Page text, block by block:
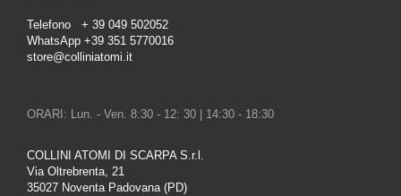
Telefono + 39 049 502052
WhatsApp +39 351 5770016
store@colliniatomi.it
ORARI: Lun. - Ven. 8:30 - 12: 30 | 14:30 - 18:30
COLLINI ATOMI DI SCARPA S.r.l.
Via Oltrebrenta, 21
35027 Noventa Padovana (PD)